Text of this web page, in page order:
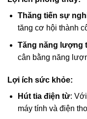
Thăng tiến sự
tăng cơ hội thành
Tăng năng lượng
cân bằng năng
Lợi ích sức khỏe:
Hút tia điện từ:
máy tính và điện